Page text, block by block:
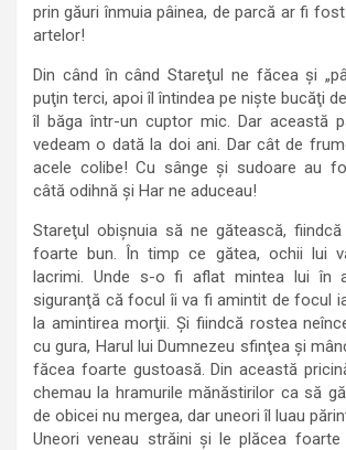
prin găuri înmuia pâinea, de parcă ar fi
artelor!
Din când în când Stareţul ne făcea şi
puţin terci, apoi îl întindea pe nişte bucăţi
îl băga într-un cuptor mic. Dar această
vedeam o dată la doi ani. Dar cât de
acele colibe! Cu sânge şi sudoare au
câtă odihnă şi Har ne aduceau!
Stareţul obişnuia să ne gătească,
foarte bun. În timp ce gătea, ochii lui
lacrimi. Unde s-o fi aflat mintea lui în
siguranţă că focul îi va fi amintit de focul
la amintirea morţii. Şi fiindcă rostea
cu gura, Harul lui Dumnezeu sfinţea şi
făcea foarte gustoasă. Din această
chemau la hramurile mănăstirilor ca să
de obicei nu mergea, dar uneori îl luau
Uneori veneau străini şi le plăcea foarte